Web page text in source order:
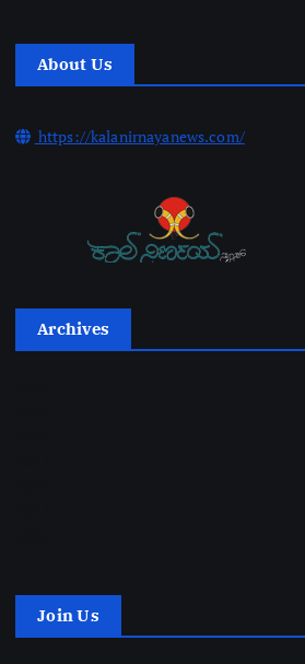
About Us
https://kalanirnayanews.com/
Archives
Join Us